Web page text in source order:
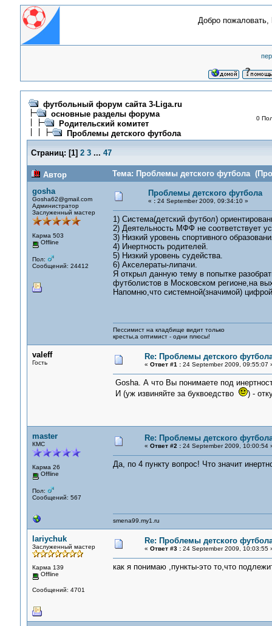
Добро пожаловать,
футбольный форум сайта 3-Liga.ru
основные разделы форума
Родительский комитет
Проблемы детского футбола
0
Страниц: [1] 2 3 ... 47
Автор
Тема: Проблемы детского футбола
gosha
Gosha62@gmail.com
Администратор
Заслуженный мастер
Карма 503
Offline
Пол:
Сообщений: 24412
Проблемы детского футбола
« :24 September 2009, 09:34:10 »
1) Система(детский футбол)
2) Деятельность МФФ не соответствует
3) Низкий уровень спортивного
4) Инертность родителей.
5) Низкий уровень судейства.
6) Акселераты-липачи.
Я открыл данную тему в попытке
футболистов в Московском регионе,на
Напомню,что системной(значимой)
Пессимист на кладбище видит только
кресты,а оптимист - одни плюсы!
valeff
Гость
Re: Проблемы детского
« Ответ #1 :24 September 2009, 09:55:07
Gosha. А что Вы понимаете под
И (уж извиняйте за буквоедство
) -
master
КМС
Карма 26
Offline
Пол:
Сообщений: 567
Re: Проблемы детского
« Ответ #2 :24 September 2009, 10:00:54
Да, по 4 пункту вопрос! Что значит
smena99.my1.ru
lariychuk
Заслуженный мастер
Карма 139
Offline
Сообщений: 4701
Re: Проблемы детского
« Ответ #3 :24 September 2009, 10:03:55
как я понимаю ,пункты-это то,что